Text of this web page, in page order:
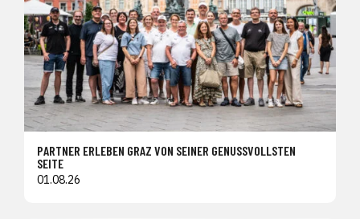
PARTNER ERLEBEN GRAZ VON SEINER GENUSSVOLLSTEN
SEITE
01.08.26